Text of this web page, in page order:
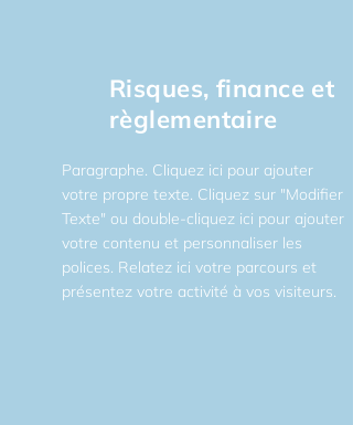
Risques, finance et
règlementaire
Paragraphe. Cliquez ici pour ajouter
votre propre texte. Cliquez sur "Modifier
Texte" ou double-cliquez ici pour ajouter
votre contenu et personnaliser les
polices. Relatez ici votre parcours et
présentez votre activité à vos visiteurs.